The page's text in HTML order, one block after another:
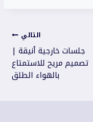
التالي
جلسات خارجية أنيقة |
تصميم مريح للاستمتاع
بالهواء الطلق